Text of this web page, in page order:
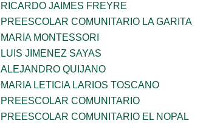
RICARDO JAIMES FREYRE
PREESCOLAR COMUNITARIO LA GARITA
MARIA MONTESSORI
LUIS JIMENEZ SAYAS
ALEJANDRO QUIJANO
MARIA LETICIA LARIOS TOSCANO
PREESCOLAR COMUNITARIO
PREESCOLAR COMUNITARIO EL NOPAL